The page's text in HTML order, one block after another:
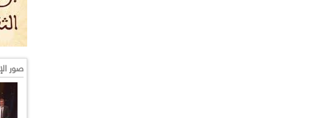
صور